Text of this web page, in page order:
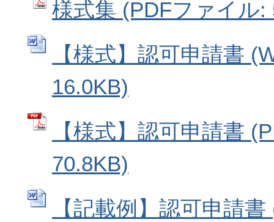
様式集 (PDFファイル:
【様式】認可申請書
16.0KB)
【様式】認可申請書
70.8KB)
【記載例】認可申請